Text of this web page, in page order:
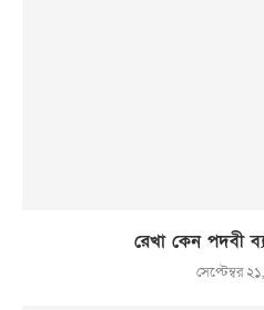
রেখা কেন পদবী
সেপ্টেম্বর